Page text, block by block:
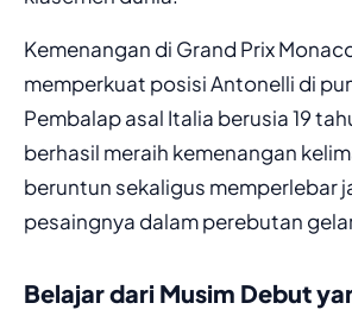
Kemenangan di Grand Prix
memperkuat posisi Antonelli di
Pembalap asal Italia berusia 19
berhasil meraih kemenangan
beruntun sekaligus memperlebar
pesaingnya dalam perebutan
Belajar dari Musim Debut